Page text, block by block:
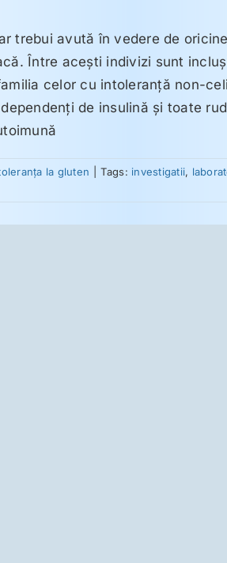
trebui avută în vedere de
Între aceşti indivizi sunt
celor cu intoleranţă non-
de insulină şi toate
la gluten Tags: investigatii,